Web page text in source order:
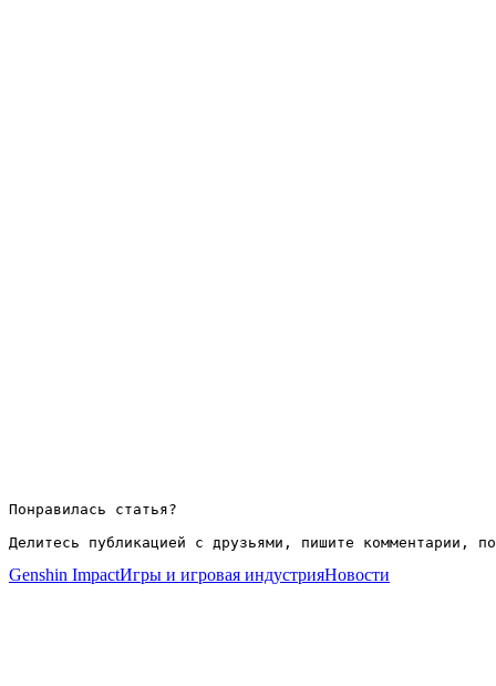
Понравилась статья?
Делитесь публикацией с друзьями, пишите комментарии,
Genshin ImpactИгры и игровая индустрияНовости